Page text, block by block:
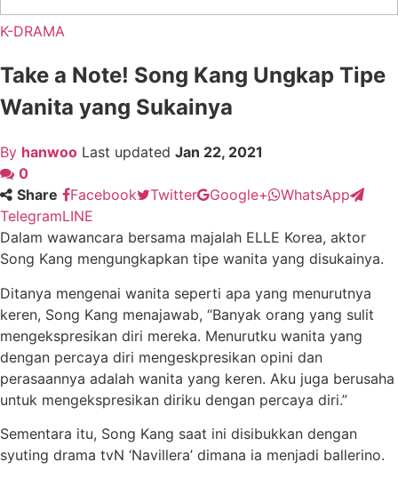
K-DRAMA
Take a Note! Song Kang Ungkap Tipe
Wanita yang Sukainya
By hanwoo Last updated Jan 22, 2021
0
Share
Facebook Twitter Google+
WhatsApp
TelegramLINE
Dalam wawancara bersama majalah ELLE Korea, aktor
Song Kang mengungkapkan tipe wanita yang disukainya.
Ditanya mengenai wanita seperti apa yang menurutnya
keren, Song Kang menajawab, “Banyak orang yang sulit
mengekspresikan diri mereka. Menurutku wanita yang
dengan percaya diri mengeskpresikan opini dan
perasaannya adalah wanita yang keren. Aku juga berusaha
untuk mengekspresikan diriku dengan percaya diri.”
Sementara itu, Song Kang saat ini disibukkan dengan
syuting drama tvN ‘Navillera’ dimana ia menjadi ballerino.